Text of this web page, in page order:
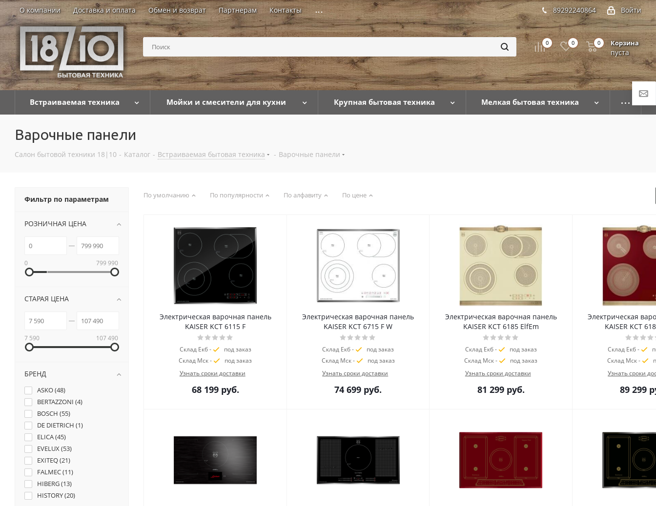
О компании Доставка и оплата Обмен и возврат Партнерам Контакты ... Войти
89292240864
0 0 Корзина
пуста
0
Встраиваемая техника Мойки и смесители для кухни Крупная бытовая техника Мелкая бытовая техника
Варочные панели
Салон бытовой техники 18|10 - Каталог - Встраиваемая бытовая техника - Варочные панели
По умолчанию По популярности По алфавиту По цене
Электрическая варочная панель
KAISER KCT 6115 F
Склад Екб -
под заказ
Склад Мск -
под заказ
Узнать сроки доставки
68 199руб.
Электрическая варочная панель
KAISER KCT 6715 F W
Склад Екб -
под заказ
Склад Мск -
под заказ
Узнать сроки доставки
74 699 руб.
Электрическая варочная панель
KAISER KCT 6185 ElfEm
Склад Екб -
под заказ
Склад Мск -
под заказ
Узнать сроки доставки
81 299руб.
Электрическая
KAISER KCT
Склад Екб -
Склад Мск -
Узнать сроки
89 299
Фильтр по параметрам
РОЗНИЧНАЯ ЦЕНА
0 799 990
СТАРАЯ ЦЕНА
7 590 107 490
БРЕНД
ASKO (48)
BERTAZZONI (4)
BOSCH (55)
DE DIETRICH (1)
ELICA (45)
EVELUX (53)
EXITEQ (21)
FALMEC (11)
HIBERG (13)
HISTORY (20)